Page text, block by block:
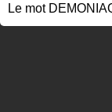
Le mot